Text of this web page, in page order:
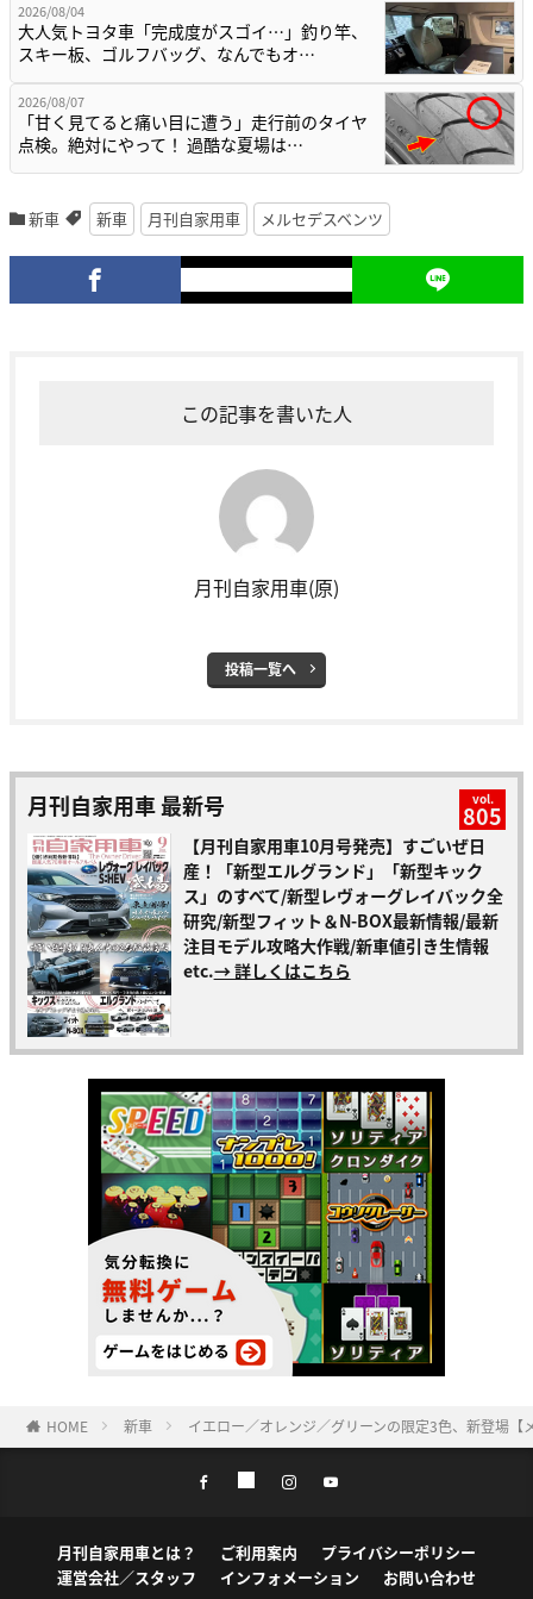
2026/08/04
大人気トヨタ車「完成度がスゴイ…」釣り竿、
スキー板、ゴルフバッグ、なんでもオ…
2026/08/07
「甘く見てると痛い目に遭う」走行前のタイヤ
点検。絶対にやって！ 過酷な夏場は…
新車 新車 月刊自家用車 メルセデスベンツ
この記事を書いた人
月刊自家用車(原)
投稿一覧へ
月刊自家用車 最新号 vol.
805
【月刊自家用車10月号発売】すごいぜ日
産！「新型エルグランド」「新型キック
ス」のすべて/新型レヴォーグレイバック全
研究/新型フィット＆N-BOX最新情報/最新
注目モデル攻略大作戦/新車値引き生情報
etc.→ 詳しくはこちら
HOME 新車 イエロー／オレンジ／グリーンの限定3色、新登場【
月刊自家用車とは？ ご利用案内
プライバシーポリシー
運営会社／スタッフ
インフォメーション お問い合わせ